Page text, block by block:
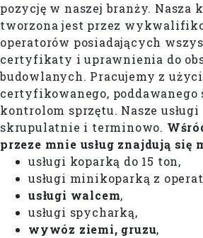
pozycję w naszej branży. Nasza
tworzona jest przez
operatorów posiadających
certyfikaty i uprawnienia do
budowlanych. Pracujemy z
certyfikowanego,
kontrolom sprzętu. Nasze
skrupulatnie i terminowo.
przeze mnie usług znajdują się
usługi koparką do 15 ton,
usługi minikoparką z
usługi walcem,
usługi spycharką,
wywóz ziemi, gruzu,